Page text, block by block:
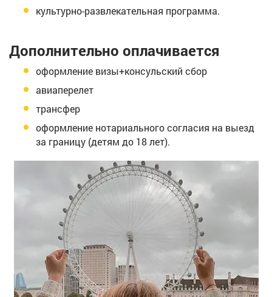
культурно-развлекательная программа.
Дополнительно оплачивается
оформление визы+консульский сбор
авиаперелет
трансфер
оформление нотариального согласия на выезд
за границу (детям до 18 лет).